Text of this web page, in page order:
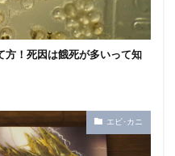
方！死因は餓死が多いって知
エビ･カニ